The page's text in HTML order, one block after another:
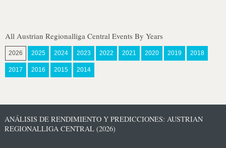
All Austrian Regionalliga Central Events By Years
2026 2025 2024 2023 2022 2021 2020 2019 2018
2017 2016 2015 2014
ANÁLISIS DE RENDIMIENTO Y PREDICCIONES: AUSTRIAN
REGIONALLIGA CENTRAL (2026)